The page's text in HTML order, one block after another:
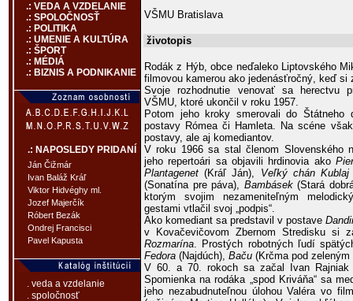
.: VEDA A VZDELANIE
.: SPOLOČNOSŤ
.: POLITIKA
.: UMENIE A KULTÚRA
.: ŠPORT
.: MÉDIÁ
.: BIZNIS A PODNIKANIE
.: NAPOSLEDY PRIDANÍ
Ján Čižmár
Ivan Baláž Kráľ
Viktor Hidvéghy ml.
Jozef Majerčík
Róbert Bezák
Ondrej Francisci
Pavel Kapusta
. veda a vzdelanie
. spoločnosť
VŠMU Bratislava
životopis
Rodák z Hýb, obce neďaleko Liptovského
filmovou kamerou ako jedenásťročný, keď
Svoje rozhodnutie venovať sa herectvu
VŠMU, ktoré ukončil v roku 1957.
Potom jeho kroky smerovali do
postavy Rómea či Hamleta. Na scéne
postavy, ale aj komediantov.
V roku 1966 sa stal členom Slovenského
jeho repertoári sa objavili hrdinovia ako
Plantagenet (Kráľ Ján), Veľký chán Kublaj
(Sonatína pre páva), Bambásek(Stará
ktorým svojim nezameniteľným
gestami vtlačil svoj „podpis“.
Ako komediant sa predstavil v postave
v Kovačevičovom Zbernom Stredisku si
Rozmarína. Prostých robotných ľudí
Fedora (Najdúch), Baču (Krčma pod
V 60. a 70. rokoch sa začal Ivan
Spomienka na rodáka „spod Kriváňa“ sa
jeho nezabudnuteľnou úlohou Valéra vo